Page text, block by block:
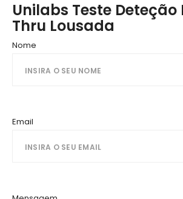
Unilabs Teste Deteção
Thru Lousada
Nome
Email